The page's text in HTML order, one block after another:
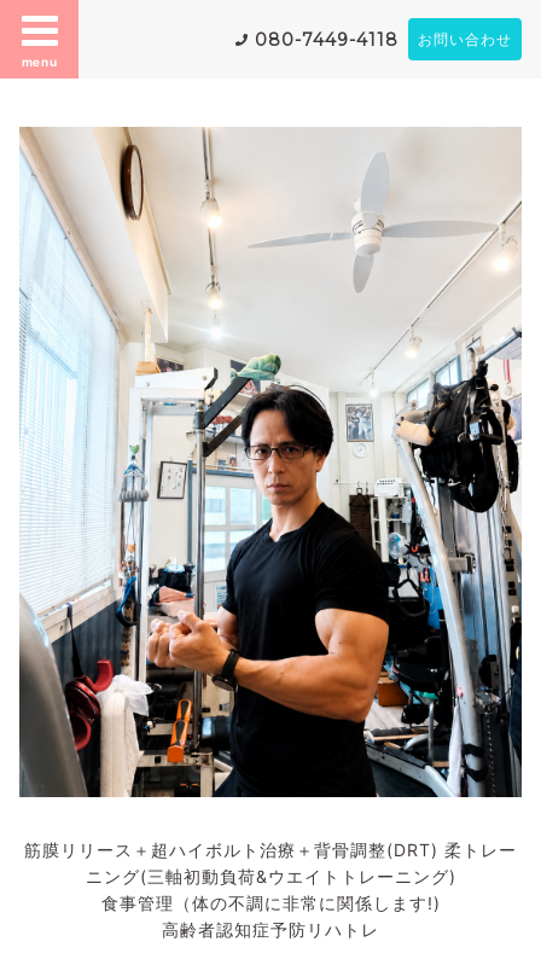
menu
080-7449-4118 お問い合わせ
筋膜リリース＋超ハイボルト治療＋背骨調整(DRT) 柔トレー
ニング(三軸初動負荷&ウエイトトレーニング)
食事管理（体の不調に非常に関係します!)
高齢者認知症予防リハトレ